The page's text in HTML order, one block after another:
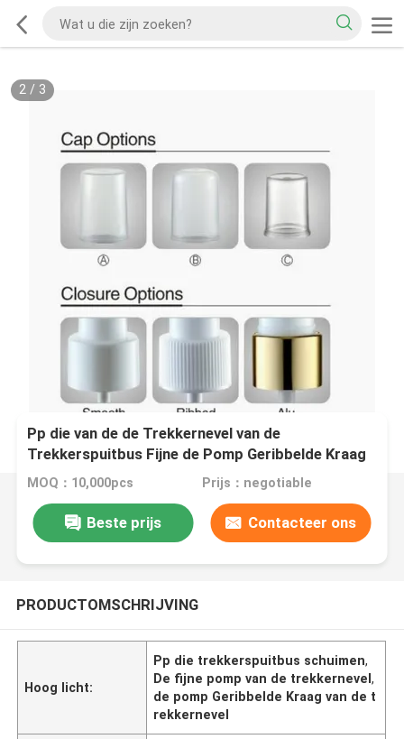
2/ 3
Pp die van de de Trekkernevel van de
Trekkerspuitbus Fijne de Pomp Geribbelde Kraag
schuimen
MOQ：10,000pcs Prijs：negotiable
Beste prijs Contacteer ons
PRODUCTOMSCHRIJVING
Hoog licht:
Pp die trekkerspuitbus schuimen,
De fijne pomp van de trekkernevel,
de pomp Geribbelde Kraag van de t
rekkernevel